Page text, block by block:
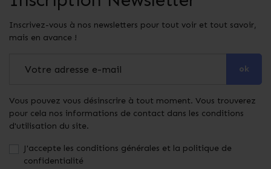
Inscrivez-vous à nos newsletters pour tout voir et tout savoir,
mais en avance !
ok
Vous pouvez vous désinscrire à tout moment. Vous trouverez
pour cela nos informations de contact dans les conditions
d'utilisation du site.
J'accepte les conditions générales et la politique de
confidentialité